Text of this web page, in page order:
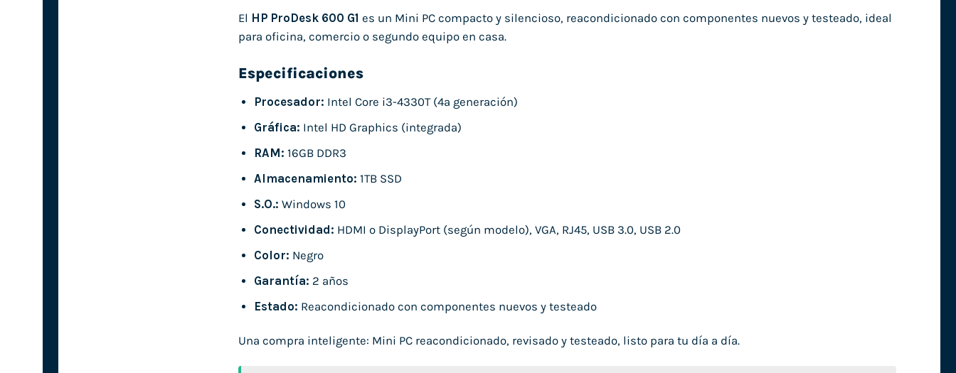
El HP ProDesk 600 G1 es un Mini PC compacto y silencioso, reacondicionado con componentes nuevos y testeado, ideal
para oficina, comercio o segundo equipo en casa.
Especificaciones
Procesador: Intel Core i3-4330T (4ª generación)
Gráfica: Intel HD Graphics (integrada)
RAM: 16GB DDR3
Almacenamiento: 1TB SSD
S.O.: Windows 10
Conectividad: HDMI o DisplayPort (según modelo), VGA, RJ45, USB 3.0, USB 2.0
Color: Negro
Garantía: 2 años
Estado: Reacondicionado con componentes nuevos y testeado
Una compra inteligente: Mini PC reacondicionado, revisado y testeado, listo para tu día a día.